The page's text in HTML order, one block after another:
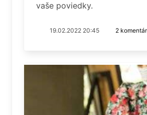
vaše poviedky.
19.02.2022 20:45 2